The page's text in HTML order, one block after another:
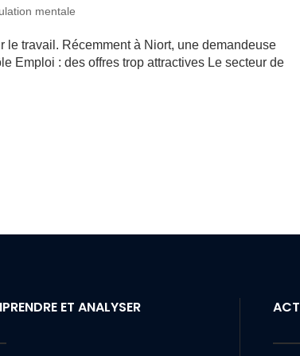
mentale
le travail. Récemment à Niort, une demandeuse
Emploi : des offres trop attractives Le secteur de
ET ANALYSER